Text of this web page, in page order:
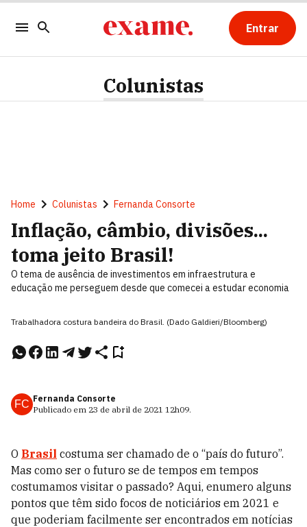
Entrar
Colunistas
Home Colunistas Fernanda Consorte
Inflação, câmbio, divisões...
toma jeito Brasil!
O tema de ausência de investimentos em infraestrutura e
educação me perseguem desde que comecei a estudar economia
Trabalhadora costura bandeira do Brasil. (Dado Galdieri/Bloomberg)
FC Fernanda Consorte
Publicado em 23 de abril de 2021 12h09.
O Brasil costuma ser chamado de o “país do futuro”.
Mas como ser o futuro se de tempos em tempos
costumamos visitar o passado? Aqui, enumero alguns
pontos que têm sido focos de noticiários em 2021 e
que poderiam facilmente ser encontrados em notícias